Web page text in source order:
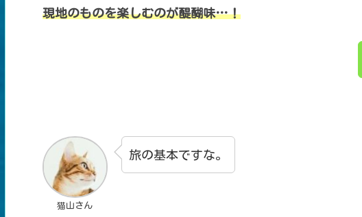
現地のものを楽しむのが醍醐味…！
猫山さん
旅の基本ですな。